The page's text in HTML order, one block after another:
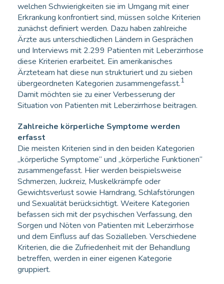
welchen Schwierigkeiten sie im Umgang mit einer
Erkrankung konfrontiert sind, müssen solche Kriterien
zunächst definiert werden. Dazu haben zahlreiche
Ärzte aus unterschiedlichen Ländern in Gesprächen
und Interviews mit 2.299 Patienten mit Leberzirrhose
diese Kriterien erarbeitet. Ein amerikanisches
Ärzteteam hat diese nun strukturiert und zu sieben
übergeordneten Kategorien zusammengefasst.1
Damit möchten sie zu einer Verbesserung der
Situation von Patienten mit Leberzirrhose beitragen.
Zahlreiche körperliche Symptome werden
erfasst
Die meisten Kriterien sind in den beiden Kategorien
„körperliche Symptome“ und „körperliche Funktionen“
zusammengefasst. Hier werden beispielsweise
Schmerzen, Juckreiz, Muskelkrämpfe oder
Gewichtsverlust sowie Harndrang, Schlafstörungen
und Sexualität berücksichtigt. Weitere Kategorien
befassen sich mit der psychischen Verfassung, den
Sorgen und Nöten von Patienten mit Leberzirrhose
und dem Einfluss auf das Sozialleben. Verschiedene
Kriterien, die die Zufriedenheit mit der Behandlung
betreffen, werden in einer eigenen Kategorie
gruppiert.